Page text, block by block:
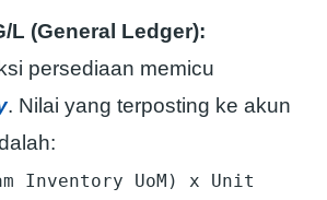
L (General Ledger):
persediaan memicu
. Nilai yang terposting ke akun
Inventory UoM) x Unit